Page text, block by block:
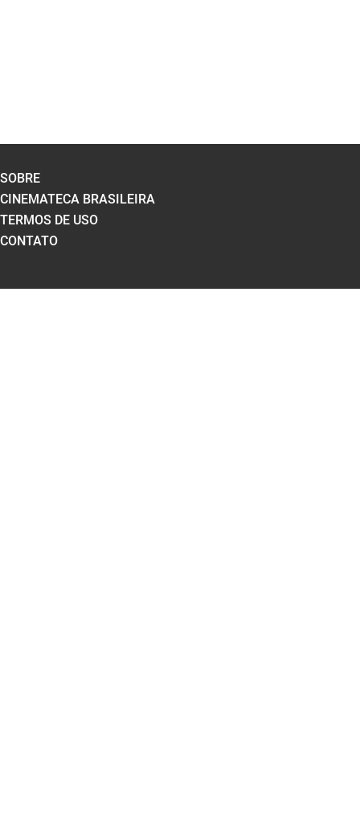
SOBRE
CINEMATECA BRASILEIRA
TERMOS DE USO
CONTATO